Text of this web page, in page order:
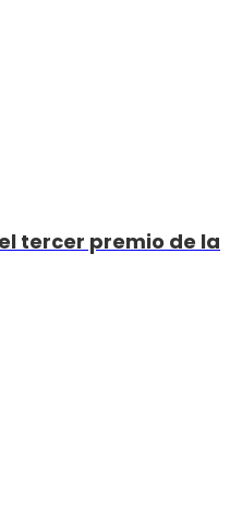
tercer premio de la